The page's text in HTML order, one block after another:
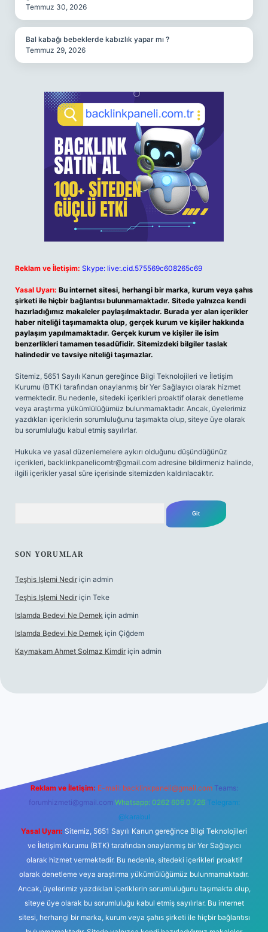
Temmuz 30, 2026
Bal kabağı bebeklerde kabızlık yapar mı ?
Temmuz 29, 2026
Reklam ve İletişim: Skype: live:.cid.575569c608265c69
Yasal Uyarı: Bu internet sitesi, herhangi bir marka, kurum veya şahıs
şirketi ile hiçbir bağlantısı bulunmamaktadır. Sitede yalnızca kendi
hazırladığımız makaleler paylaşılmaktadır. Burada yer alan içerikler
haber niteliği taşımamakta olup, gerçek kurum ve kişiler hakkında
paylaşım yapılmamaktadır. Gerçek kurum ve kişiler ile isim
benzerlikleri tamamen tesadüfidir. Sitemizdeki bilgiler taslak
halindedir ve tavsiye niteliği taşımazlar.
Sitemiz, 5651 Sayılı Kanun gereğince Bilgi Teknolojileri ve İletişim
Kurumu (BTK) tarafından onaylanmış bir Yer Sağlayıcı olarak hizmet
vermektedir. Bu nedenle, sitedeki içerikleri proaktif olarak denetleme
veya araştırma yükümlülüğümüz bulunmamaktadır. Ancak, üyelerimiz
yazdıkları içeriklerin sorumluluğunu taşımakta olup, siteye üye olarak
bu sorumluluğu kabul etmiş sayılırlar.
Hukuka ve yasal düzenlemelere aykırı olduğunu düşündüğünüz
içerikleri, backlinkpanelicomtr@gmail.com adresine bildirmeniz halinde,
ilgili içerikler yasal süre içerisinde sitemizden kaldırılacaktır.
SON YORUMLAR
Teşhis Işlemi Nedir için admin
Teşhis Işlemi Nedir için Teke
Islamda Bedevi Ne Demek için admin
Islamda Bedevi Ne Demek için Çiğdem
Kaymakam Ahmet Solmaz Kimdir için admin
Reklam ve İletişim: E-mail: backlinkpaneli@gmail.com Teams:
forumhizmeti@gmail.com Whatsapp: 0262 606 0 726 Telegram:
@karabul
Yasal Uyarı: Sitemiz, 5651 Sayılı Kanun gereğince Bilgi Teknolojileri
ve İletişim Kurumu (BTK) tarafından onaylanmış bir Yer Sağlayıcı
olarak hizmet vermektedir. Bu nedenle, sitedeki içerikleri proaktif
olarak denetleme veya araştırma yükümlülüğümüz bulunmamaktadır.
Ancak, üyelerimiz yazdıkları içeriklerin sorumluluğunu taşımakta olup,
siteye üye olarak bu sorumluluğu kabul etmiş sayılırlar. Bu internet
sitesi, herhangi bir marka, kurum veya şahıs şirketi ile hiçbir bağlantısı